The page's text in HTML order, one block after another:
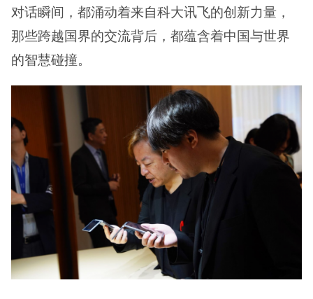
对话瞬间，都涌动着来自科大讯飞的创新力量，
那些跨越国界的交流背后，都蕴含着中国与世界
的智慧碰撞。